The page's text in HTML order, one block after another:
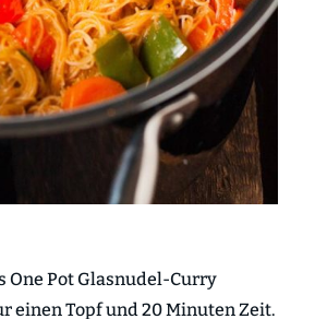
One Pot Glasnudel-Curry
einen Topf und 20 Minuten Zeit.